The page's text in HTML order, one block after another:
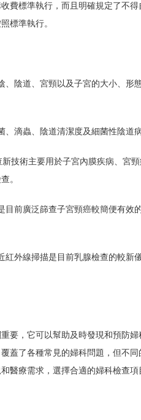
費標準執行，而且明確規定了不
標準執行。
、陰道、宮頸以及子宮的大小、形
、滴蟲、陰道清潔度及細菌性陰道病
技術主要用於子宮內膜疾病、宮頸
。
目前廣泛篩查子宮頸癌較簡便有效
紅外線掃描是目前乳腺檢查的較新
要，它可以幫助及時發現和預防婦
蓋了各種常見的婦科問題，但不
醫療需求，選擇合適的婦科檢查